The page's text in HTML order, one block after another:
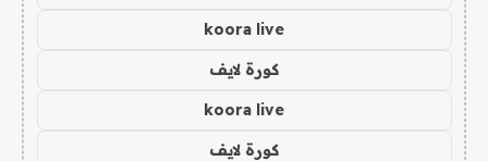
koora live
كورة لايف
koora live
كورة لايف